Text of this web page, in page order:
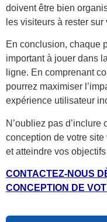
doivent être bien
les visiteurs à rester
En conclusion, chaque
important à jouer dans
ligne. En comprenant
pourrez maximiser
expérience utilisateur
N’oubliez pas
conception de votre
et atteindre vos
CONTACTEZ-NOUS
CONCEPTION DE